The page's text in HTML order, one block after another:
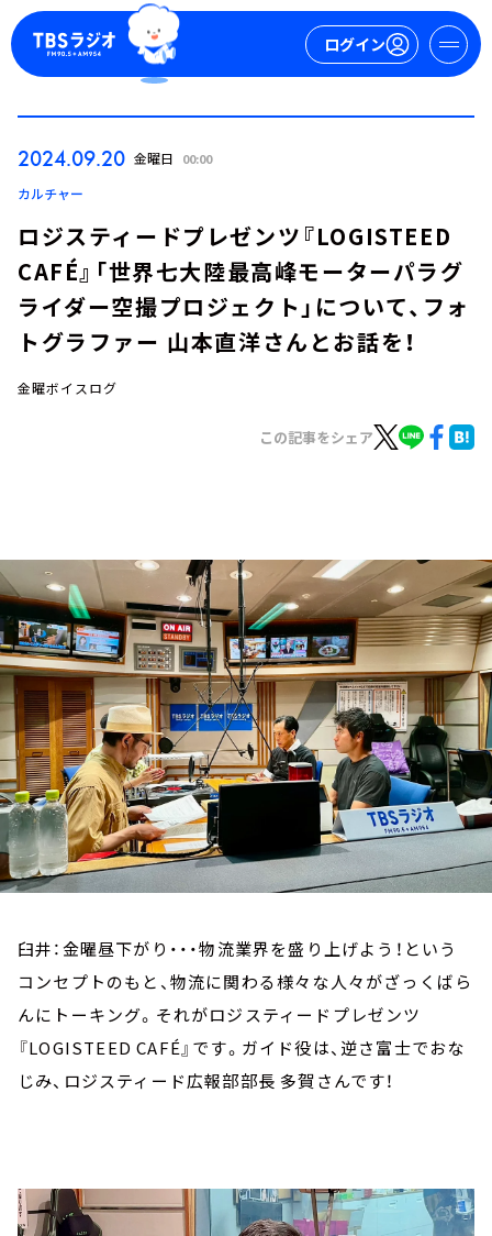
ログイン
今日の番組表
YouTube
会社情報
2024.09.20 金曜日 00:00
カルチャー
ロジスティードプレゼンツ『LOGISTEED
CAFÉ』「世界七大陸最高峰モーターパラグ
ライダー空撮プロジェクト」について、フォ
トグラファー 山本直洋さんとお話を！
金曜ボイスログ
この記事をシェア
臼井：金曜昼下がり・・・物流業界を盛り上げよう！という
コンセプトのもと、物流に関わる様々な人々がざっくばら
んにトーキング。それがロジスティードプレゼンツ
『LOGISTEED CAFÉ』です。ガイド役は、逆さ富士でおな
じみ、ロジスティード広報部部長 多賀さんです！